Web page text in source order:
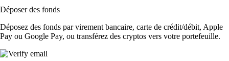
Déposer des fonds
Déposez des fonds par virement bancaire, carte de crédit/débit, Apple
Pay ou Google Pay, ou transférez des cryptos vers votre portefeuille.